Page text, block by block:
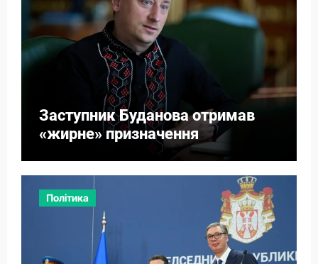
Заступник Буданова отримав
«жирне» призначення
Політика